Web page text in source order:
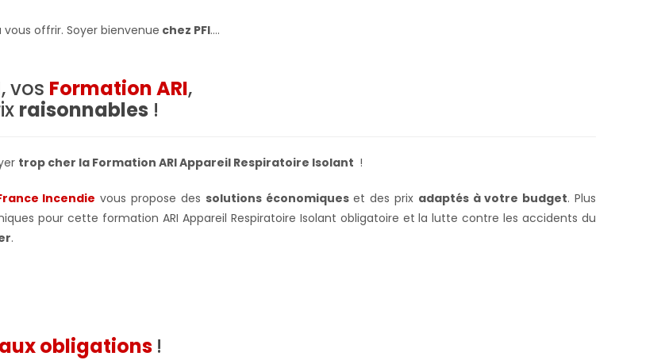
offrir. Soyer bienvenue chez PFI….
vos Formation ARI,
raisonnables !
trop cher la Formation ARI Appareil Respiratoire Isolant !
Incendie vous propose des solutions économiqueset des prix adaptés à votre budget. Plus
pour cette formation ARI Appareil Respiratoire Isolant obligatoire et la lutte contre les accidents du
.
obligations !